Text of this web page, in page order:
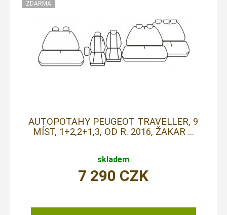
AUTOPOTAHY PEUGEOT TRAVELLER, 9
MÍST, 1+2,2+1,3, OD R. 2016, ŽAKAR ...
skladem
7 290 CZK